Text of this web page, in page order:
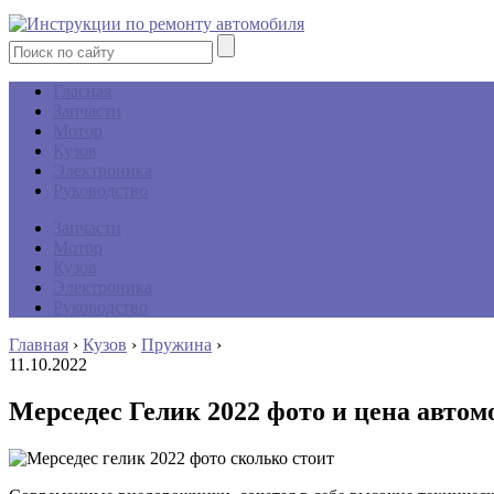
Главная › Кузов › Пружина ›
11.10.2022
Мерседес Гелик 2022 фото и цена